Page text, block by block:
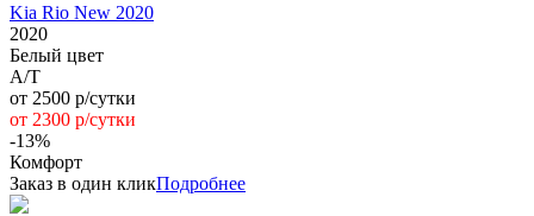
Kia Rio New 2020
2020
Белый цвет
A/T
от 2500 р/сутки
от 2300 р/сутки
-13%
Комфорт
Заказ в один кликПодробнее